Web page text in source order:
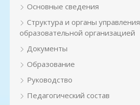
Основные сведения
Структура и органы управления
образовательной организацией
Документы
Образование
Руководство
Педагогический состав